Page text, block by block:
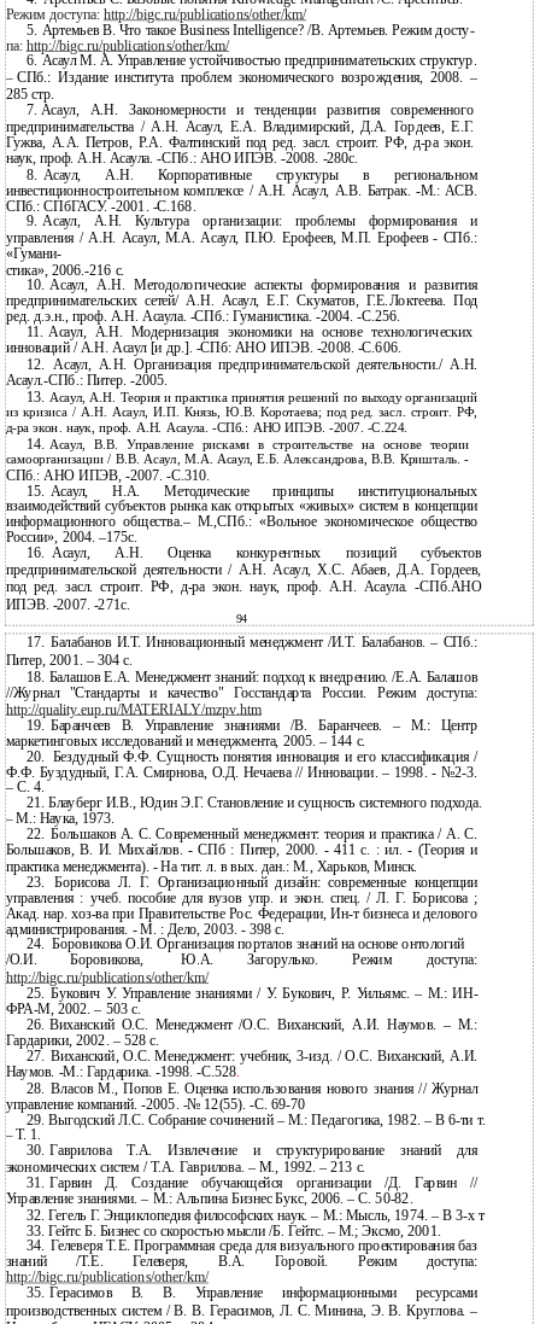
Режим доступа: http://bigc.ru/publications/other/km/
5.
Артемьев В. Что такое Business Intelligence? /В. Артемьев. Режим досту-
па: http://bigc.ru/publications/other/km/
6. Асаул М. А. Управление устойчивостью предпринимательских структур.
– СПб.: Издание института проблем экономического возрождения, 2008. –
285 стр.
7. Асаул, А.Н. Закономерности и тенденции развития современного
предпринимательства / А.Н. Асаул, Е.А. Владимирский, Д.А. Гордеев, Е.Г.
Гужва, А.А. Петров, Р.А. Фалтинский под ред. засл. строит. РФ, д-ра экон.
наук, проф. А.Н. Асаула. -СПб.: АНО ИПЭВ. -2008. -280с.
8. Асаул, А.Н. Корпоративные структуры в региональном
инвестиционностроительном комплексе / А.Н. Асаул, А.В. Батрак. -М.: АСВ.
СПб.: СПбГАСУ. -2001. -С.168.
9. Асаул, А.Н. Культура организации: проблемы формирования и
управления / А.Н. Асаул, М.А. Асаул, П.Ю. Ерофеев, М.П. Ерофеев - СПб.:
«Гумани-
стика», 2006.-216 с.
10. Асаул, А.Н. Методологические аспекты формирования и развития
предпринимательских сетей/ А.Н. Асаул, Е.Г. Скуматов, Г.Е.Локтеева. Под
ред. д.э.н., проф. А.Н. Асаула. -СПб.: Гуманистика. -2004. -С.256.
11. Асаул, А.Н. Модернизация экономики на основе технологических
инноваций / А.Н. Асаул [и др.]. -СПб: АНО ИПЭВ. -2008. -С.606.
12.
Асаул, А.Н. Организация предпринимательской деятельности./ А.Н.
Асаул.-СПб.: Питер. -2005.
13.
Асаул, А.Н. Теория и практика принятия решений по выходу организаций
из кризиса / А.Н. Асаул, И.П. Князь, Ю.В. Коротаева; под ред. засл. строит. РФ,
д-ра экон. наук, проф. А.Н. Асаула. -СПб.: АНО ИПЭВ. -2007. -С.224.
14.
Асаул, В.В. Управление рисками в строительстве на основе теории
самоорганизации / В.В. Асаул, М.А. Асаул, Е.Б. Александрова, В.В. Кришталь. -
СПб.: АНО ИПЭВ, -2007. -С.310.
15.
Асаул, Н.А. Методические принципы институциональных
взаимодействий субъектов рынка как открытых «живых» систем в концепции
информационного общества.– М.,СПб.: «Вольное экономическое общество
России», 2004.–175с.
16. Асаул, А.Н. Оценка конкурентных позиций субъектов
предпринимательской деятельности / А.Н. Асаул, Х.С. Абаев, Д.А. Гордеев,
под ред. засл. строит. РФ, д-ра экон. наук, проф. А.Н. Асаула. -СПб.АНО
ИПЭВ. -2007. -271с.
94
17. Балабанов И.Т. Инновационный менеджмент /И.Т. Балабанов. – СПб.:
Питер, 2001. – 304 с.
18. Балашов Е.А. Менеджмент знаний: подход к внедрению. /Е.А. Балашов
//Журнал "Стандарты и качество" Госстандарта России. Режим доступа:
http://quality.eup.ru/MATERIALY/mzpv.htm
19. Баранчеев В. Управление знаниями /В. Баранчеев. – М.: Центр
маркетинговых исследований и менеджмента, 2005. – 144 с.
20.
Бездудный Ф.Ф. Сущность понятия инновация и его классификация /
Ф.Ф. Буздудный, Г.А. Смирнова, О.Д. Нечаева // Инновации. – 1998. - №2-3.
– С. 4.
21. Блауберг И.В., Юдин Э.Г. Становление и сущность системного подхода.
– М.: Наука, 1973.
22. Большаков А. С. Современный менеджмент: теория и практика / А. С.
Большаков, В. И. Михайлов. - СПб : Питер, 2000. - 411 с. : ил. - (Теория и
практика менеджмента). - На тит. л. в вых. дан.: М., Харьков, Минск.
23.
Борисова Л. Г. Организационный дизайн: современные концепции
управления : учеб. пособие для вузов упр. и экон. спец. / Л. Г. Борисова ;
Акад. нар.хоз-ва при Правительстве Рос. Федерации, Ин-т бизнеса и делового
администрирования. - М. : Дело, 2003. - 398 с.
24. Боровикова О.И. Организация порталов знаний на основе онтологий
/О.И.
Боровикова, Ю.А. Загорулько. Режим
доступа:
http://bigc.ru/publications/other/km/
25.
Букович У. Управление знаниями / У. Букович, Р. Уильямс. – М.: ИН-
ФРА-М, 2002. – 503 с.
26. Виханский О.С. Менеджмент /О.С. Виханский, А.И. Наумов. – М.:
Гардарики, 2002. – 528 с.
27. Виханский, О.С. Менеджмент: учебник,3-изд. / О.С. Виханский, А.И.
Наумов. -М.: Гардарика. -1998. -С.528.
28. Власов М., Попов Е. Оценка использования нового знания // Журнал
управление компаний.-2005. -№ 12(55). -С. 69-70
29. Выгодский Л.С. Собрание сочинений – М.: Педагогика, 1982. – В 6-ти т.
– Т. 1.
30. Гаврилова Т.А. Извлечение и структурирование знаний для
экономических систем / Т.А. Гаврилова. – М., 1992. – 213 с.
31. Гарвин Д. Создание обучающейся организации /Д. Гарвин //
Управление знаниями. – М.: Альпина Бизнес Букс, 2006. – С.50-82.
32. Гегель Г. Энциклопедия философских наук. – М.: Мысль, 1974. – В 3-х т
33. Гейтс Б. Бизнес со скоростью мысли /Б. Гейтс. – М.; Эксмо, 2001.
34. Гелеверя Т.Е. Программная среда для визуального проектирования баз
знаний /Т.Е. Гелеверя, В.А. Горовой. Режим доступа:
http://bigc.ru/publications/other/km/
35. Герасимов В. В. Управление информационными ресурсами
производственных систем / В. В. Герасимов, Л. С. Минина, Э. В. Круглова. –